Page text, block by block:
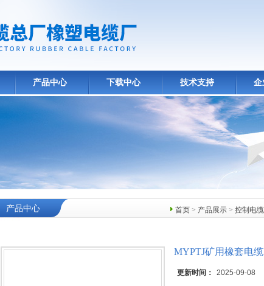
产品中心 下载中心 技术支持 企
首页 > 产品展示 > 控制电缆
产品中心
MYPTJ矿用橡套电
更新时间： 2025-09-08